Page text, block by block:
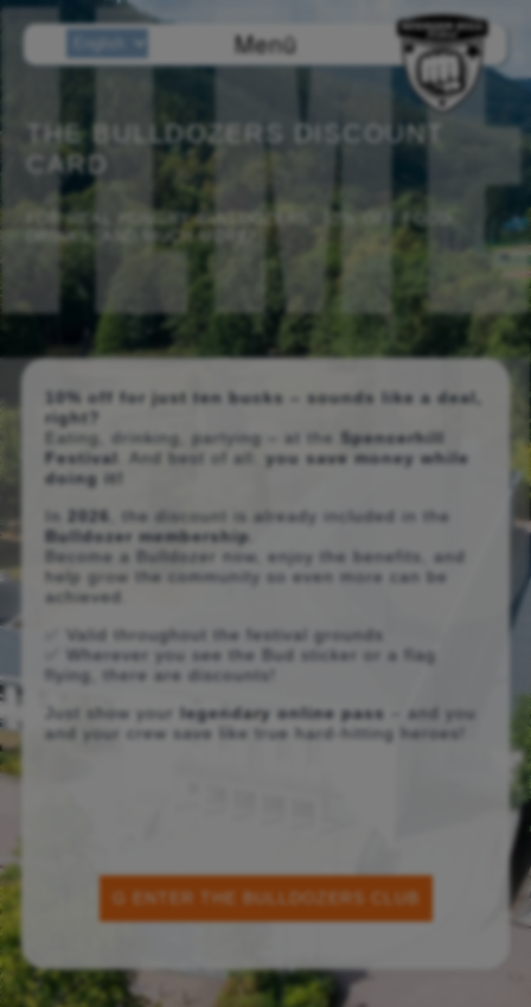
THE BULLDOZERS DISCOUNT
CARD
FOR REAL HUNGRY BULLDOZERS: 10% OFF FOOD,
DRINKS, AND MUCH MORE!
Menü
10% off for just ten bucks – sounds like a deal,
right?
Eating, drinking, partying – at the
Spencerhill
Festival
. And best of all: you save money while
doing it!
In
2026
, the discount is already included in the
Bulldozer membership
Become a Bulldozer now, enjoy the benefits, and
help grow the community so even more can be
achieved.
✅ Valid throughout the festival grounds
✅ Wherever you see the Bud sticker or a flag
flying, there are discounts!
Just show your
legendary online pass
– and you
and your crew save like true hard-hitting heroes!
G ENTER THE BULLDOZERS CLUB